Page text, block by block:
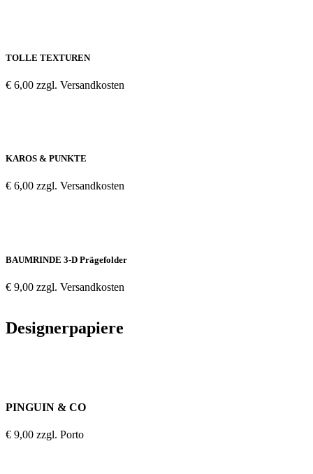
TOLLE TEXTUREN
€ 6,00 zzgl. Versandkosten
KAROS & PUNKTE
€ 6,00 zzgl. Versandkosten
BAUMRINDE 3-D Prägefolder
€ 9,00 zzgl. Versandkosten
Designerpapiere
PINGUIN & CO
€ 9,00 zzgl. Porto